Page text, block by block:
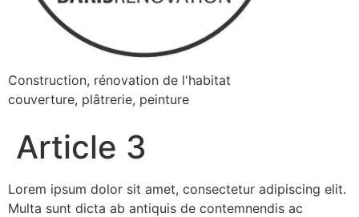
Construction, rénovation de l'habitat
couverture, plâtrerie, peinture
Article 3
Lorem ipsum dolor sit amet, consectetur adipiscing elit.
Multa sunt dicta ab antiquis de contemnendis ac